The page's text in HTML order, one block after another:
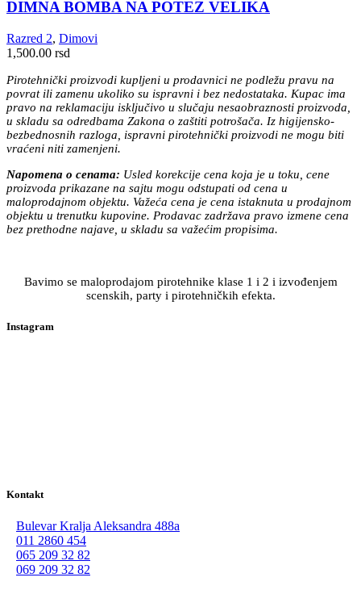
ima
varijanti.
Opcije
biti
izabrane
na
stranici
proizvoda.
DIMNA BOMBA NA POTEZ VELIKA
Razred 2, Dimovi
1,500.00 rsd
Pirotehnički proizvodi kupljeni u prodavnici ne podležu pravu na
povrat ili zamenu ukoliko su ispravni i bez nedostataka. Kupac ima
pravo na reklamaciju isključivo u slučaju nesaobraznosti proizvoda,
u skladu sa odredbama Zakona o zaštiti potrošača. Iz higijensko-
bezbednosnih razloga, ispravni pirotehnički proizvodi ne mogu biti
vraćeni niti zamenjeni.
Napomena o cenama: Usled korekcije cena koja je u toku, cene
proizvoda prikazane na sajtu mogu odstupati od cena u
maloprodajnom objektu. Važeća cena je cena istaknuta u prodajnom
objektu u trenutku kupovine. Prodavac zadržava pravo izmene cena
bez prethodne najave, u skladu sa važećim propisima.
Bavimo se maloprodajom pirotehnike klase 1 i 2 i izvođenjem
scenskih, party i pirotehničkih efekta.
Instagram
Kontakt
Bulevar Kralja Aleksandra 488a
011 2860 454
065 209 32 82
069 209 32 82